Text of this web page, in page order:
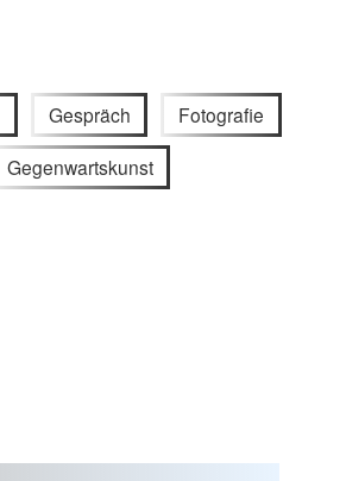
Gespräch Fotografie
Gegenwartskunst